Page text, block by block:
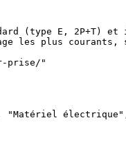
(type E, 2P+T) et
les plus courants,
prise/"
"Matériel